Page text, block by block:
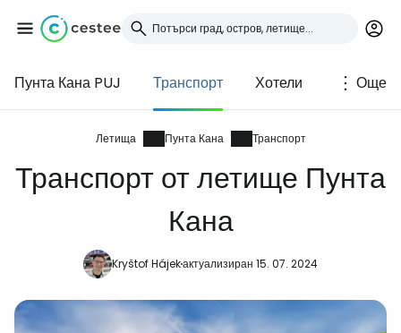
Пунта Кана PUJ Транспорт Хотели Още
Летища Пунта Кана Транспорт
Транспорт от летище Пунта
Кана
Kryštof Hájekактуализиран 15. 07. 2024
Влезте в Cestee
... световната общност на туристите
Продължете с Google
Продължете с Facebook